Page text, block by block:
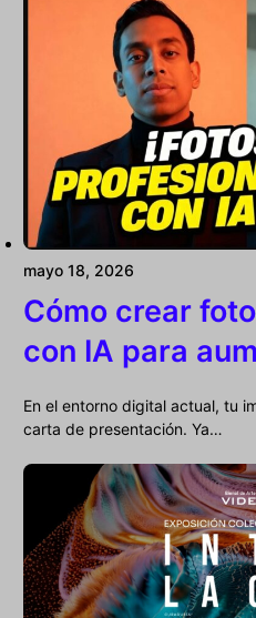
mayo 18, 2026
Cómo crear
con IA para
En el entorno digital actual, tu
carta de presentación. Ya…